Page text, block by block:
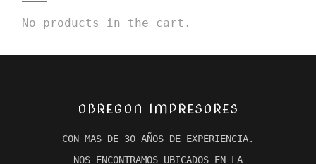
No products in the cart.
OBREGON IMPRESORES
CON MAS DE 30 AÑOS DE EXPERIENCIA.
NOS ENCONTRAMOS UBICADOS EN LA